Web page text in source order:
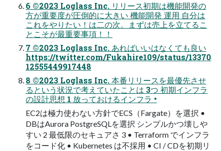
6 ©2023 Loglass Inc. リリース初期は機能開発の
方が重要度が圧倒的に大きい 機能開発 運用 自分は
これをやりたい！は二の次。まずは売上を立てるこ
とこそが最重要事項！！
7 ©2023 Loglass Inc. あればいいはなくても良い
https://twitter.com/Fukahire109/status/13370
12555449917448
8 ©2023 Loglass Inc. 本番リリースを最優先させ
るという状況で考えていたことは 3つ 初期インフラ
の設計思想 1 放っておけるインフラ •
EC2は極力使わない方針でECS（Fargate）を選択 •
DBはAurora PostgreSQLを選択 シンプルかつ壊しや
すい 2 最低限のセキュアさ 3 • Terraform でインフラ
をコード化 • Kubernetes は不採用 • CI / CDを初期リ